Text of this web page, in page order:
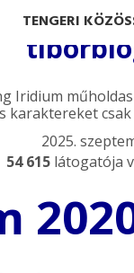
TENGERI
Iridium
karaktereket
2025.
54 615látogatója